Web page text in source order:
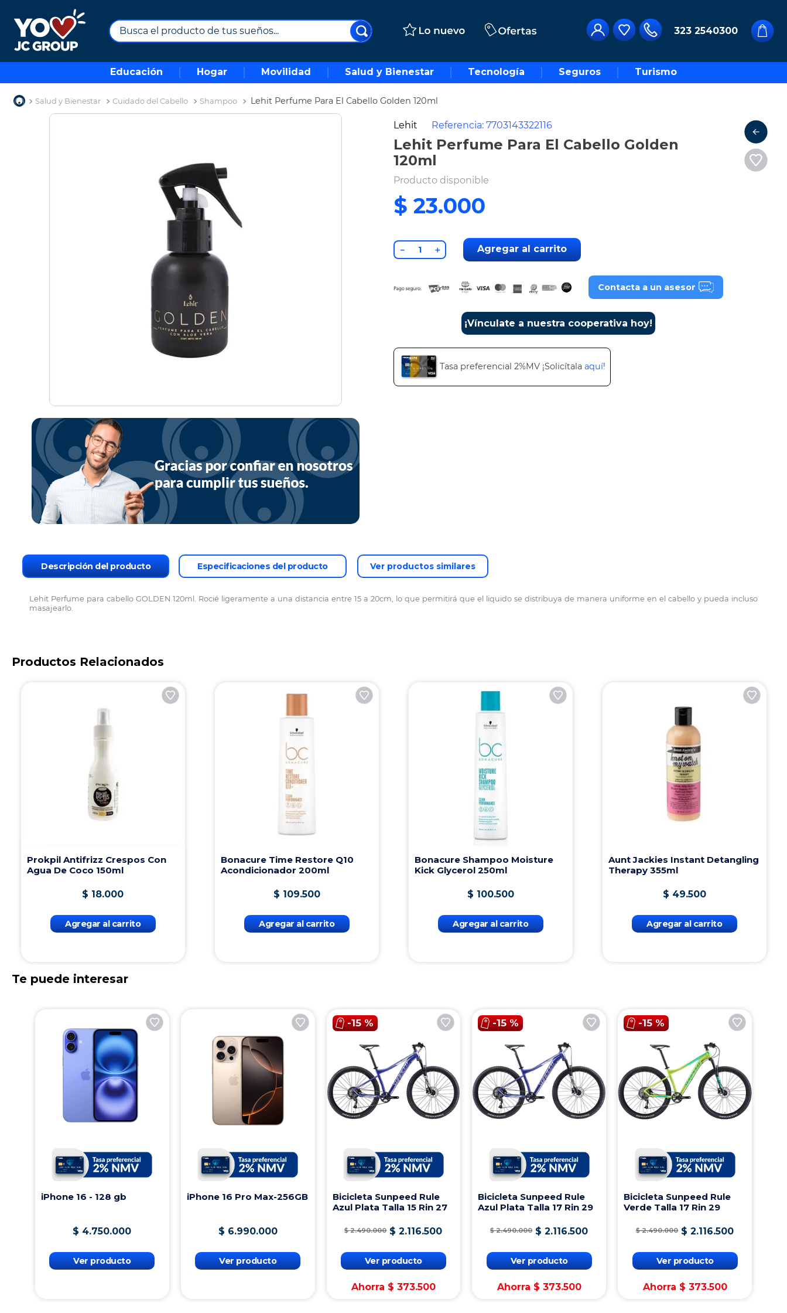
Busca el producto de tus sueños...
323 2540300
Educación Hogar Movilidad Salud y Bienestar Tecnología Seguros Turismo
Salud y Bienestar Cuidado del Cabello Shampoo Lehit Perfume Para El Cabello Golden 120ml
Lehit Referencia: 7703143322116
Lehit Perfume Para El Cabello Golden
120ml
Producto disponible
$ 23.000
＋
－ Agregar al carrito
Contacta a un asesor
¡Vínculate a nuestra cooperativa hoy!
Tasa preferencial 2%MV ¡Solicítala aquí!
Descripción del producto Especificaciones del producto Ver productos similares
Lehit Perfume para cabello GOLDEN 120ml. Rocié ligeramente a una distancia entre 15 a 20cm, lo que permitirá que el liquido se distribuya de manera uniforme en el cabello y pueda incluso
masajearlo.
Productos Relacionados
Prokpil Antifrizz Crespos Con
Agua De Coco 150ml
$ 18.000
Agregar al carrito
Bonacure Time Restore Q10
Acondicionador 200ml
$ 109.500
Agregar al carrito
Bonacure Shampoo Moisture
Kick Glycerol 250ml
$ 100.500
Agregar al carrito
Aunt Jackies Instant Detangling
Therapy 355ml
$ 49.500
Agregar al carrito
Te puede interesar
iPhone 16 - 128 gb
$ 4.750.000
Ver producto
iPhone 16 Pro Max-256GB
$ 6.990.000
Ver producto
-15 %
Bicicleta Sunpeed Rule
Azul Plata Talla 15 Rin 27
$ 2.490.000 $ 2.116.500
Ver producto
Ahorra $ 373.500
-15 %
Bicicleta Sunpeed Rule
Azul Plata Talla 17 Rin 29
$ 2.490.000 $ 2.116.500
Ver producto
Ahorra $ 373.500
-15 %
Bicicleta Sunpeed Rule
Verde Talla 17 Rin 29
$ 2.490.000 $ 2.116.500
Ver producto
Ahorra $ 373.500
TÉRMINOS MÁS BUSCADOS
3.
moto